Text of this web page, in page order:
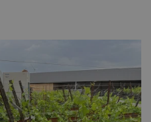
wijnranken: Pinot Gris,
oktober volgde de eerste
en naar schatting 150
en Chardonnay worden
in samenwerking met